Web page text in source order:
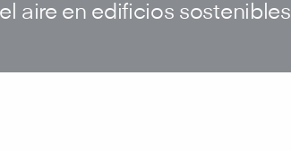
aire en edificios sostenibles